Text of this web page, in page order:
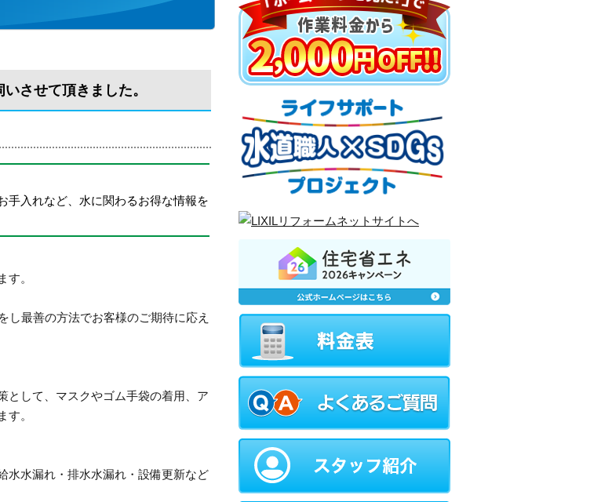
させて頂きました。
手入れなど、水に関わるお得な情報を
。
し最善の方法でお客様のご期待に応え
として、マスクやゴム手袋の着用、ア
す。
水水漏れ・排水水漏れ・設備更新など